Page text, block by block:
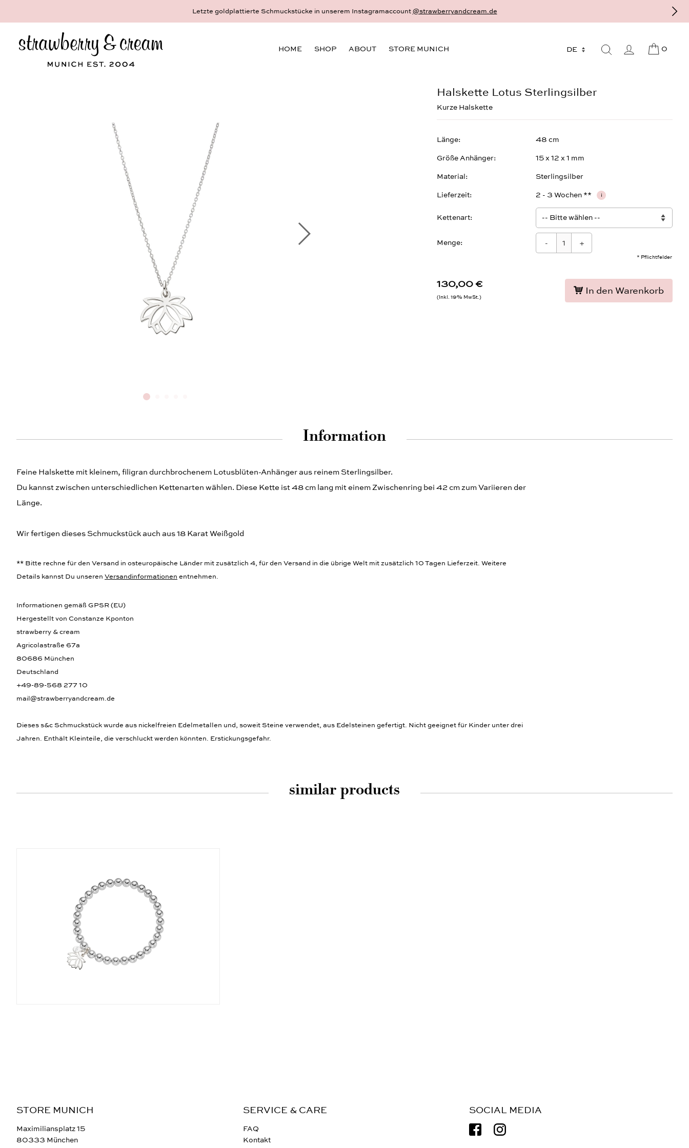
Dein schönster und persönlichster Schmuck - 18 Karat Gold und Sterlingsilber - gefertigt als Einzelstück auf Bestellung, individuell
HOME SHOP ABOUT STORE MUNICH 0
Halskette Lotus Sterlingsilber
Kurze Halskette
130,00 €
Inkl. 19% MwSt.
Länge 48 cm
Größe Anhänger 15 x 12 x 1 mm
Material Sterlingsilber
Lieferzeit 2 - 3 Wochen ** i
Kettenart
* Pflichtfelder
Menge: - +
In den Warenkorb
Information
Feine Halskette mit kleinem, filigran durchbrochenem Lotusblüten-Anhänger aus reinem Sterlingsilber.
Du kannst zwischen unterschiedlichen Kettenarten wählen. Diese Kette ist 48 cm lang mit einem Zwischenring bei 42 cm zum Variieren der
Länge.
Wir fertigen dieses Schmuckstück auch aus 18 Karat Weißgold
** Bitte rechne für den Versand in osteuropäische Länder mit zusätzlich 4, für den Versand in die übrige Welt mit zusätzlich 10 Tagen Lieferzeit. Weitere
Details kannst Du unseren Versandinformationen entnehmen.
Informationen gemäß GPSR (EU)
Hergestellt von Constanze Kponton
strawberry & cream
Agricolastraße 67a
80686 München
Deutschland
+49-89-568 277 10
mail@strawberryandcream.de
Dieses s&c Schmuckstück wurde aus nickelfreien Edelmetallen und, soweit Steine verwendet, aus Edelsteinen gefertigt. Nicht geeignet für Kinder unter drei
Jahren. Enthält Kleinteile, die verschluckt werden könnten. Erstickungsgefahr.
similar products
STORE MUNICH
Maximiliansplatz 15
80333 München
SERVICE & CARE
FAQ
Kontakt
SOCIAL MEDIA